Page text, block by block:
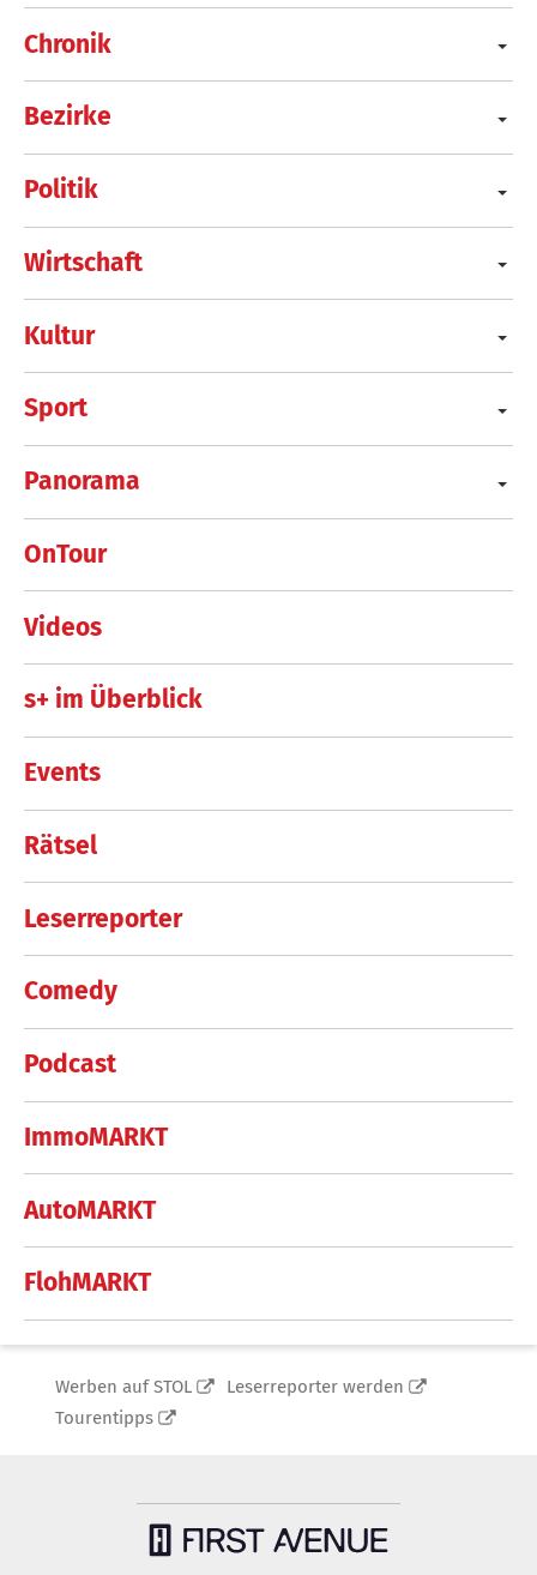
Chronik
Bezirke
Politik
Wirtschaft
Kultur
Sport
Panorama
OnTour
Videos
s+ im Überblick
Events
Rätsel
Leserreporter
Comedy
Podcast
ImmoMARKT
AutoMARKT
FlohMARKT
Werben auf STOL
Leserreporter werden
Tourentipps